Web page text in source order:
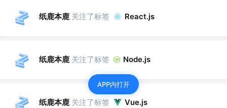
纸鹿本鹿 关注了标签 React.js
纸鹿本鹿 关注了标签 Node.js
纸鹿本鹿 关注了标签 Vue.js
APP内打开